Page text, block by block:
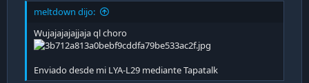
meltdown dijo:
Wujajajajajjaja ql choro
Enviado desde mi LYA-L29 mediante Tapatalk